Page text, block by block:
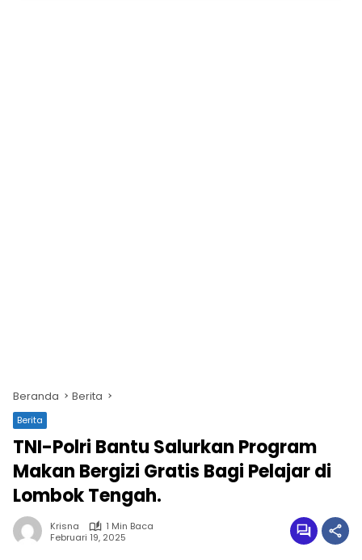
Beranda Berita
Berita
TNI-Polri Bantu Salurkan Program
Makan Bergizi Gratis Bagi Pelajar di
Lombok Tengah.
Krisna
1 Min Baca
Februari 19, 2025